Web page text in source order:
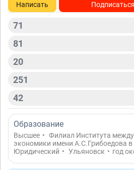
Написать Подписаться
71
81
20
251
42
Образование
Высшее • Филиал Института
экономики имени А.С.Грибоедова в
Юридический • Ульяновск • год